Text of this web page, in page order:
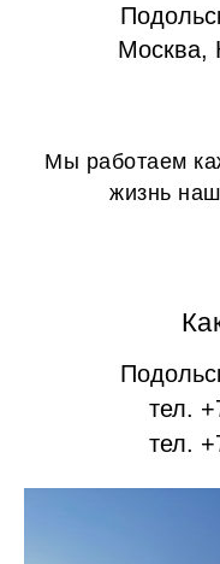
Москва,
Мы работаем
жизнь
тел.
тел.